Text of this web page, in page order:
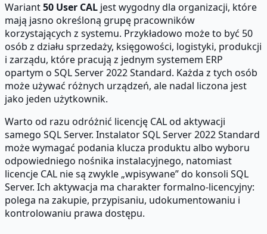
Wariant50 User CAL jest wygodny dla organizacji, które
mają jasno określoną grupę pracowników
korzystających z systemu. Przykładowo może to być 50
osób z działu sprzedaży, księgowości, logistyki, produkcji
i zarządu, które pracują z jednym systemem ERP
opartym o SQL Server 2022 Standard. Każda z tych osób
może używać różnych urządzeń, ale nadal liczona jest
jako jeden użytkownik.
Warto od razu odróżnić licencję CAL od aktywacji
samego SQL Server. Instalator SQL Server 2022 Standard
może wymagać podania klucza produktu albo wyboru
odpowiedniego nośnika instalacyjnego, natomiast
licencje CAL nie są zwykle „wpisywane” do konsoli SQL
Server. Ich aktywacja ma charakter formalno-licencyjny:
polega na zakupie, przypisaniu, udokumentowaniu i
kontrolowaniu prawa dostępu.